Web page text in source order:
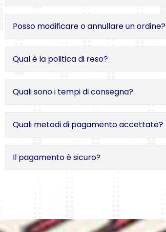
Posso modificare o annullare un ordine?
Qual è la politica di reso?
Quali sono i tempi di consegna?
Quali metodi di pagamento accettate?
Il pagamento è sicuro?